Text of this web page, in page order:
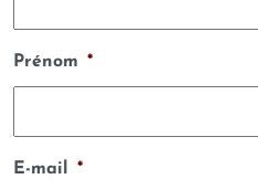
Prénom *
E-mail *